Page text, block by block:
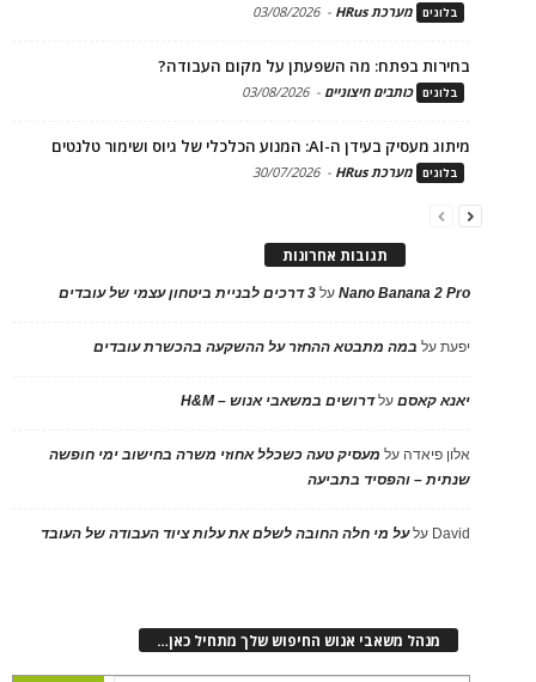
בלוגים מערכת HRus -
03/08/2026
בחירות בפתח: מה השפעתן על מקום העבודה?
בלוגים כותבים חיצוניים -
03/08/2026
מיתוג מעסיק בעידן ה-AI: המנוע הכלכלי של גיוס ושימור טלנטים
בלוגים מערכת HRus -
30/07/2026
תגובות אחרונות
Nano Banana 2 Proעל 3 דרכים לבניית ביטחון עצמי של עובדים
יפעתעל במה מתבטא ההחזר על ההשקעה בהכשרת עובדים
יאנא קאסםעלדרושים במשאבי אנוש – H&M
אלון פיאדה על מעסיק טעה כשכלל אחוזי משרה בחישוב ימי חופשה
שנתית – והפסיד בתביעה
David עלעל מי חלה החובה לשלם את עלות ציוד העבודה של העובד
מנהל משאבי אנוש החיפוש שלך מתחיל כאן…